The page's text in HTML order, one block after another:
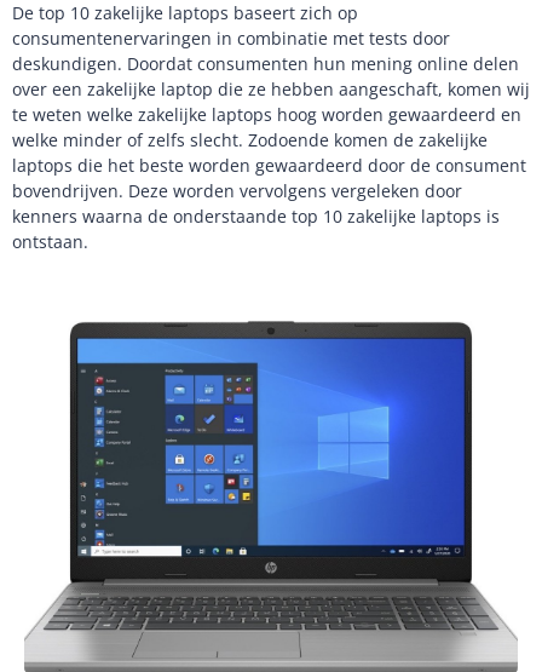
De top 10 zakelijke laptops baseert zich op
consumentenervaringen in combinatie met tests door
deskundigen. Doordat consumenten hun mening online delen
over een zakelijke laptop die ze hebben aangeschaft, komen wij
te weten welke zakelijke laptops hoog worden gewaardeerd en
welke minder of zelfs slecht. Zodoende komen de zakelijke
laptops die het beste worden gewaardeerd door de consument
bovendrijven. Deze worden vervolgens vergeleken door
kenners waarna de onderstaande top 10 zakelijke laptops is
ontstaan.